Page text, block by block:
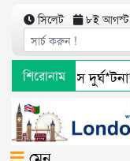
সিলেট ৮ই আগস্ট,
শিরোনাম
সিলেটে বাস